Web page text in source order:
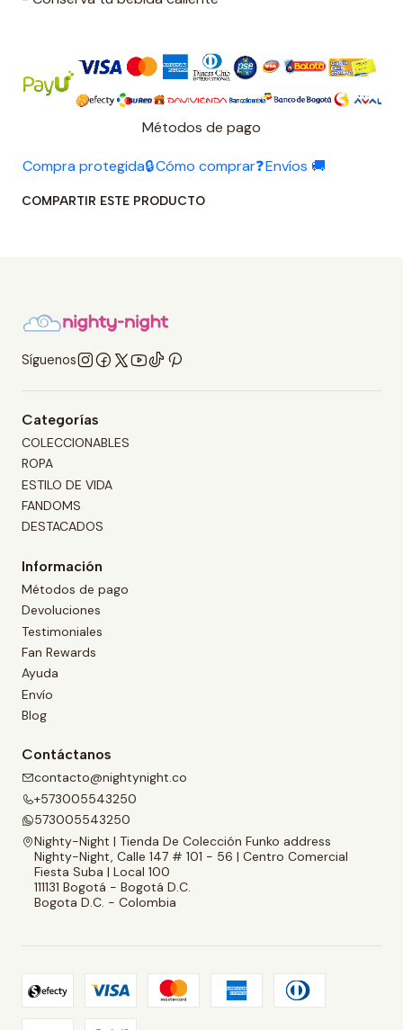
Métodos de pago
Compra protegida🔒Cómo comprar❓Envíos 🚚
COMPARTIR ESTE PRODUCTO
Síguenos
Categorías
COLECCIONABLES
ROPA
ESTILO DE VIDA
FANDOMS
DESTACADOS
Información
Métodos de pago
Devoluciones
Testimoniales
Fan Rewards
Ayuda
Envío
Blog
Contáctanos
contacto@nightynight.co
+573005543250
573005543250
Nighty-Night | Tienda De Colección Funko address
Nighty-Night, Calle 147 # 101 - 56 | Centro Comercial
Fiesta Suba | Local 100
111131 Bogotá - Bogotá D.C.
Bogota D.C. - Colombia